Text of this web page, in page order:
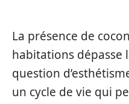
La présence de
habitations dépasse
question
un cycle de vie qui